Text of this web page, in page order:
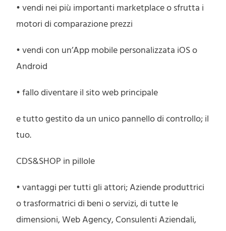
• vendi nei più importanti marketplace o sfrutta i
motori di comparazione prezzi
• vendi con un’App mobile personalizzata iOS o
Android
• fallo diventare il sito web principale
e tutto gestito da un unico pannello di controllo; il
tuo.
CDS&SHOP in pillole
• vantaggi per tutti gli attori; Aziende produttrici
o trasformatrici di beni o servizi, di tutte le
dimensioni, Web Agency, Consulenti Aziendali,